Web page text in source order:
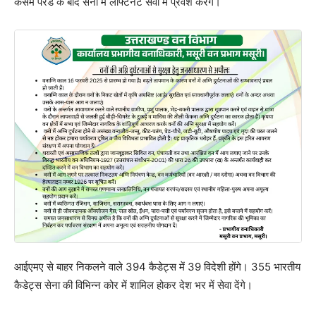
आईएमए से बाहर निकलने वाले 394 कैडेट्स में 39 विदेशी होंगे। 355 भारतीय
कैडेट्स सेना की विभिन्न कोर में शामिल होकर देश भर में सेवा देंगे।